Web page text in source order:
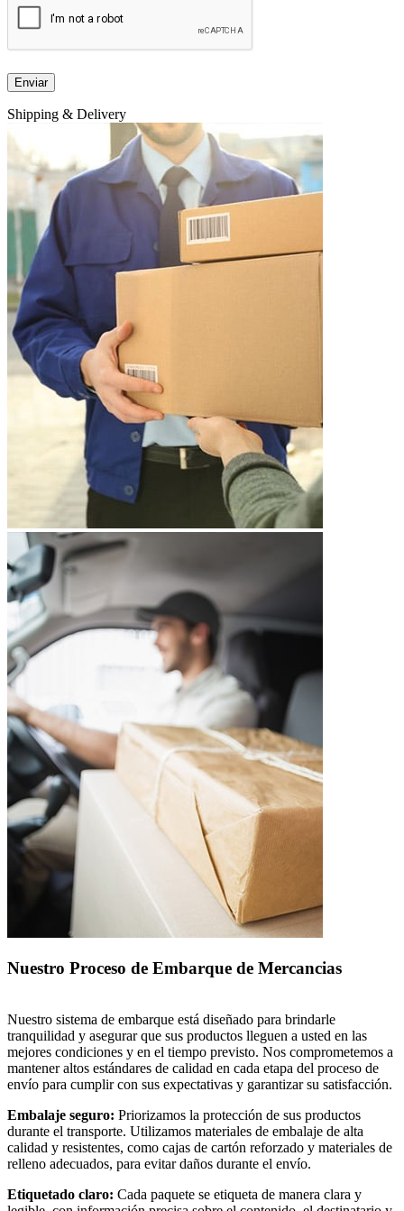
Shipping & Delivery
Nuestro Proceso de Embarque de Mercancias
Nuestro sistema de embarque está diseñado para brindarle
tranquilidad y asegurar que sus productos lleguen a usted en las
mejores condiciones y en el tiempo previsto. Nos comprometemos a
mantener altos estándares de calidad en cada etapa del proceso de
envío para cumplir con sus expectativas y garantizar su satisfacción.
Embalaje seguro: Priorizamos la protección de sus productos
durante el transporte. Utilizamos materiales de embalaje de alta
calidad y resistentes, como cajas de cartón reforzado y materiales de
relleno adecuados, para evitar daños durante el envío.
Etiquetado claro: Cada paquete se etiqueta de manera clara y